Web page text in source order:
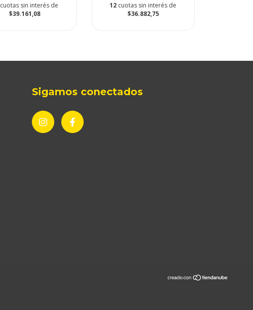
cuotas sin interés de
$39.161,08
12 cuotas sin interés de
$36.882,75
Sigamos conectados